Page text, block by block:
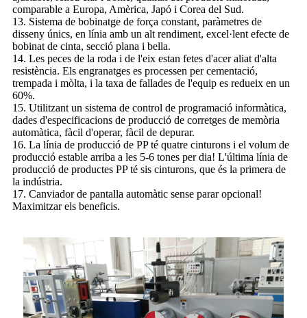
comparable a Europa, Amèrica, Japó i Corea del Sud.
13. Sistema de bobinatge de força constant, paràmetres de
disseny únics, en línia amb un alt rendiment, excel·lent efecte de
bobinat de cinta, secció plana i bella.
14. Les peces de la roda i de l'eix estan fetes d'acer aliat d'alta
resistència. Els engranatges es processen per cementació,
trempada i mòlta, i la taxa de fallades de l'equip es redueix en un
60%.
15. Utilitzant un sistema de control de programació informàtica,
dades d'especificacions de producció de corretges de memòria
automàtica, fàcil d'operar, fàcil de depurar.
16. La línia de producció de PP té quatre cinturons i el volum de
producció estable arriba a les 5-6 tones per dia! L'última línia de
producció de productes PP té sis cinturons, que és la primera de
la indústria.
17. Canviador de pantalla automàtic sense parar opcional!
Maximitzar els beneficis.